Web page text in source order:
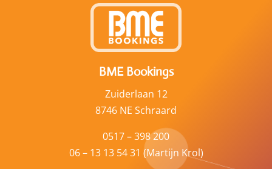
BME Bookings
Zuiderlaan 12
8746 NE Schraard
0517 – 398 200
06 – 13 13 54 31 (Martijn Krol)